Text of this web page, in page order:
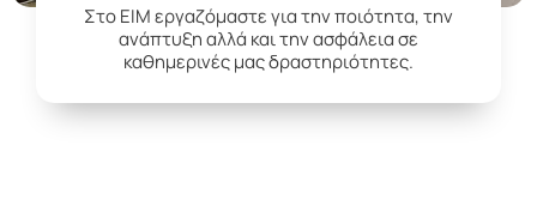
Στο EIM εργαζόμαστε για την ποιότητα, την
ανάπτυξη αλλά και την ασφάλεια σε
καθημερινές μας δραστηριότητες.